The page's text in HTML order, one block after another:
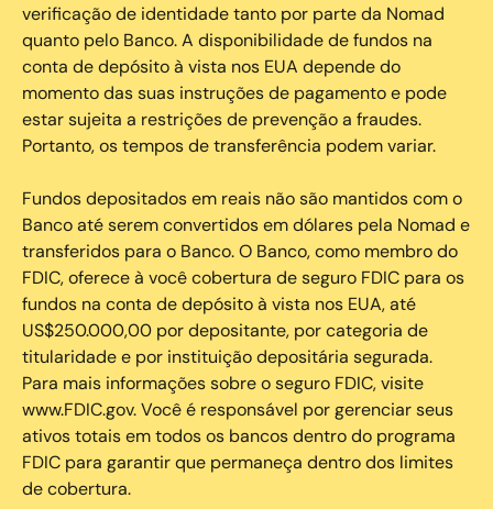
verificação de identidade tanto por parte da Nomad
quanto pelo Banco. A disponibilidade de fundos na
conta de depósito à vista nos EUA depende do
momento das suas instruções de pagamento e pode
estar sujeita a restrições de prevenção a fraudes.
Portanto, os tempos de transferência podem variar.
Fundos depositados em reais não são mantidos com o
Banco até serem convertidos em dólares pela Nomad e
transferidos para o Banco. O Banco, como membro do
FDIC, oferece à você cobertura de seguro FDIC para os
fundos na conta de depósito à vista nos EUA, até
US$250.000,00 por depositante, por categoria de
titularidade e por instituição depositária segurada.
Para mais informações sobre o seguro FDIC, visite
www.FDIC.gov. Você é responsável por gerenciar seus
ativos totais em todos os bancos dentro do programa
FDIC para garantir que permaneça dentro dos limites
de cobertura.